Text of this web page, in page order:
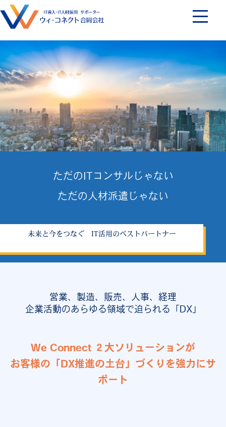
未来と今をつなぐ IT活用のベストパートナー
カスタマイズ自由自在“伴走型” 情シス代行サービス
ただのITコンサルじゃない
ただの人材派遣じゃない
DX推進の土台作りを
強力にサポート
営業、製造、販売、人事、経理
企業活動のあらゆる領域で迫られる「DX」
We Connect ２大ソリューションが
お客様の「DX推進の土台」づくりを強力にサ
ポート